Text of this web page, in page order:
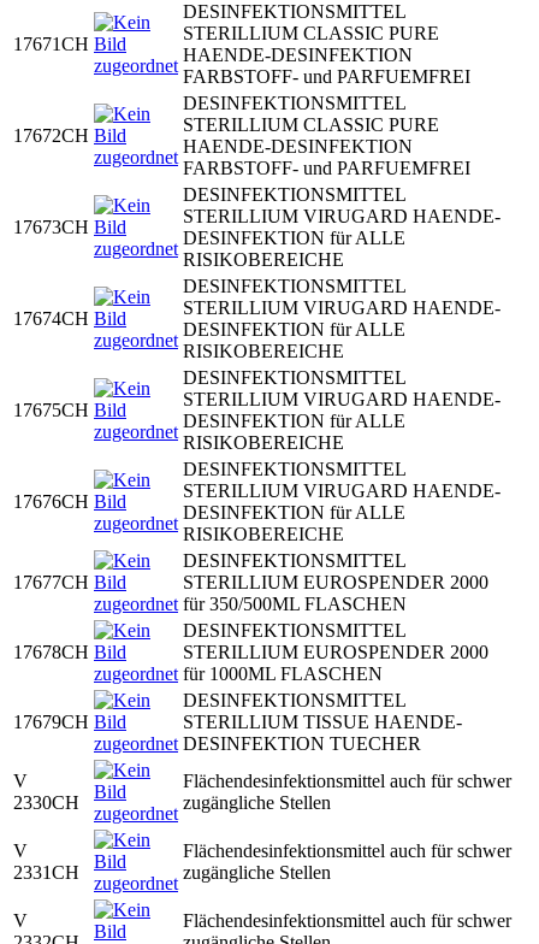
17671CH
DESINFEKTIONSMITTEL
STERILLIUM CLASSIC PURE
HAENDE-DESINFEKTION
FARBSTOFF- und PARFUEMFREI
17672CH
DESINFEKTIONSMITTEL
STERILLIUM CLASSIC PURE
HAENDE-DESINFEKTION
FARBSTOFF- und PARFUEMFREI
17673CH
DESINFEKTIONSMITTEL
STERILLIUM VIRUGARD HAENDE-
DESINFEKTION für ALLE
RISIKOBEREICHE
17674CH
DESINFEKTIONSMITTEL
STERILLIUM VIRUGARD HAENDE-
DESINFEKTION für ALLE
RISIKOBEREICHE
17675CH
DESINFEKTIONSMITTEL
STERILLIUM VIRUGARD HAENDE-
DESINFEKTION für ALLE
RISIKOBEREICHE
17676CH
DESINFEKTIONSMITTEL
STERILLIUM VIRUGARD HAENDE-
DESINFEKTION für ALLE
RISIKOBEREICHE
17677CH
DESINFEKTIONSMITTEL
STERILLIUM EUROSPENDER 2000
für 350/500ML FLASCHEN
17678CH
DESINFEKTIONSMITTEL
STERILLIUM EUROSPENDER 2000
für 1000ML FLASCHEN
17679CH
DESINFEKTIONSMITTEL
STERILLIUM TISSUE HAENDE-
DESINFEKTION TUECHER
V
2330CH
Flächendesinfektionsmittel auch für schwer
zugängliche Stellen
V
2331CH
Flächendesinfektionsmittel auch für schwer
zugängliche Stellen
V
Flächendesinfektionsmittel auch für schwer